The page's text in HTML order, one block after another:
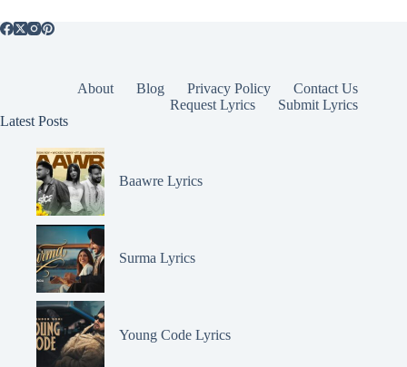
About Blog Privacy Policy
Contact Us
Request Lyrics
Submit Lyrics
Latest Posts
Baawre Lyrics
Surma Lyrics
Young Code Lyrics